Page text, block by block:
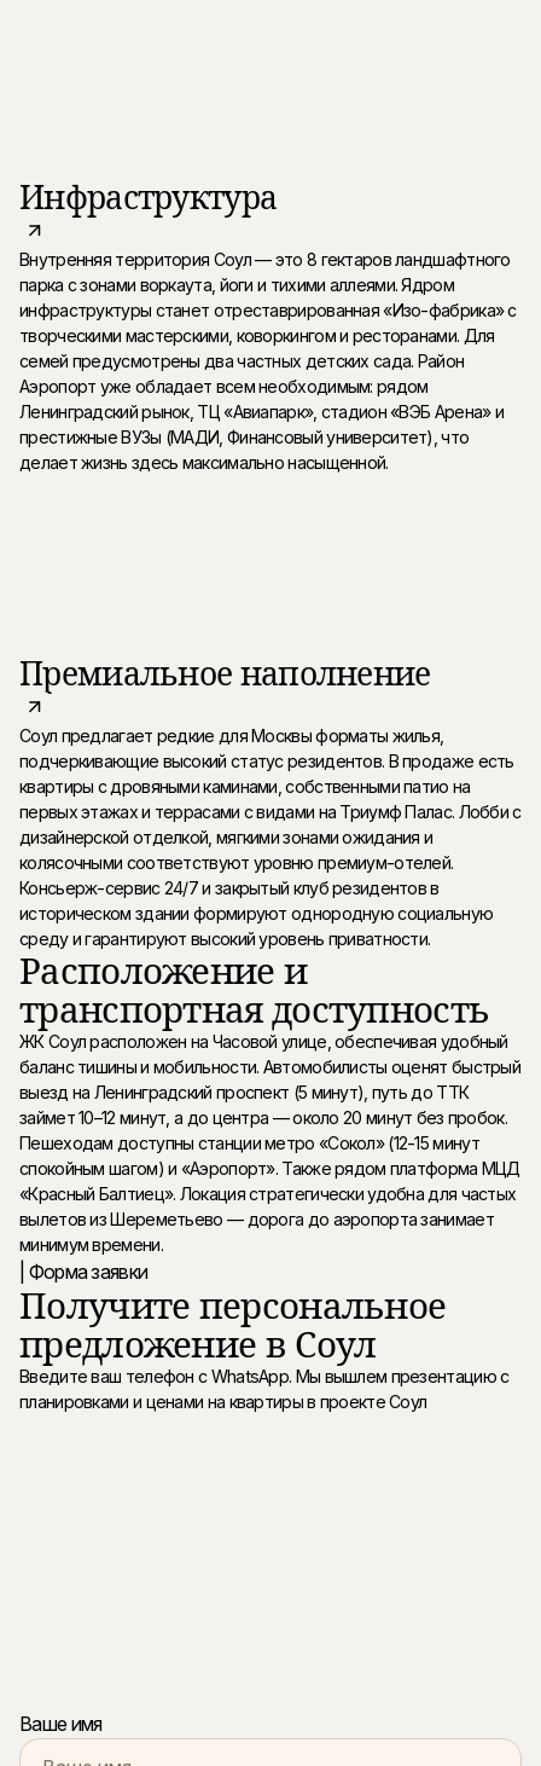
Инфраструктура
Внутренняя территория Соул — это 8 гектаров ландшафтного
парка с зонами воркаута, йоги и тихими аллеями. Ядром
инфраструктуры станет отреставрированная «Изо-фабрика» с
творческими мастерскими, коворкингом и ресторанами. Для
семей предусмотрены два частных детских сада. Район
Аэропорт уже обладает всем необходимым: рядом
Ленинградский рынок, ТЦ «Авиапарк», стадион «ВЭБ Арена» и
престижные ВУЗы (МАДИ, Финансовый университет), что
делает жизнь здесь максимально насыщенной.
Премиальное наполнение
Соул предлагает редкие для Москвы форматы жилья,
подчеркивающие высокий статус резидентов. В продаже есть
квартиры с дровяными каминами, собственными патио на
первых этажах и террасами с видами на Триумф Палас. Лобби с
дизайнерской отделкой, мягкими зонами ожидания и
колясочными соответствуют уровню премиум-отелей.
Консьерж-сервис 24/7 и закрытый клуб резидентов в
историческом здании формируют однородную социальную
среду и гарантируют высокий уровень приватности.
Расположение и
транспортная доступность
ЖК Соул расположен на Часовой улице, обеспечивая удобный
баланс тишины и мобильности. Автомобилисты оценят быстрый
выезд на Ленинградский проспект (5 минут), путь до ТТК
займет 10–12 минут, а до центра — около 20 минут без пробок.
Пешеходам доступны станции метро «Сокол» (12-15 минут
спокойным шагом) и «Аэропорт». Также рядом платформа МЦД
«Красный Балтиец». Локация стратегически удобна для частых
вылетов из Шереметьево — дорога до аэропорта занимает
минимум времени.
| Форма заявки
Получите персональное
предложение в Соул
Введите ваш телефон c WhatsApp. Мы вышлем презентацию с
планировками и ценами на квартиры в проекте Соул
Ваше имя